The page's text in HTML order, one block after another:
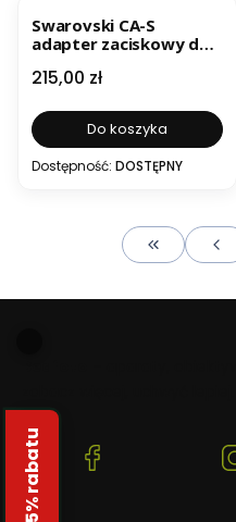
Swarovski CA-S
adapter zaciskowy do
Cena
215,00 zł
Do koszyka
Dostępność: DOSTĘPNY
Wróć do